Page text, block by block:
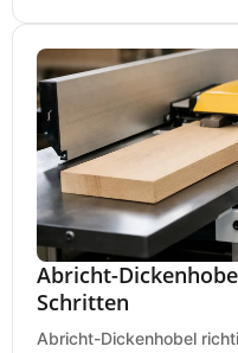
Abricht-
Schritten
Abricht-Dickenhobel